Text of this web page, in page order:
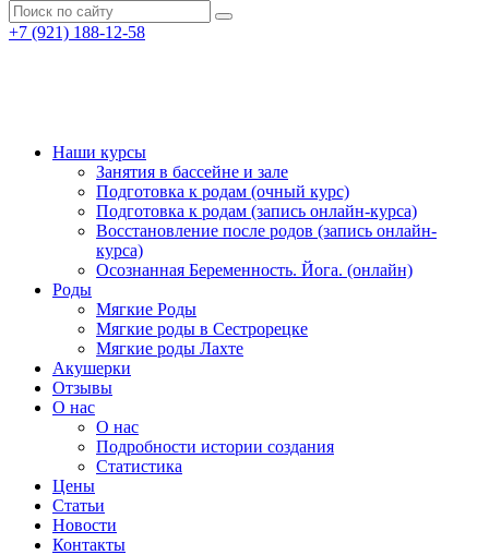
+7 (921) 188-12-58
Наши курсы
Занятия в бассейне и зале
Подготовка к родам (очный курс)
Подготовка к родам (запись онлайн-курса)
Восстановление после родов (запись онлайн-
курса)
Осознанная Беременность. Йога. (онлайн)
Роды
Мягкие Роды
Мягкие роды в Сестрорецке
Мягкие роды Лахте
Акушерки
Отзывы
О нас
О нас
Подробности истории создания
Статистика
Цены
Статьи
Новости
Контакты